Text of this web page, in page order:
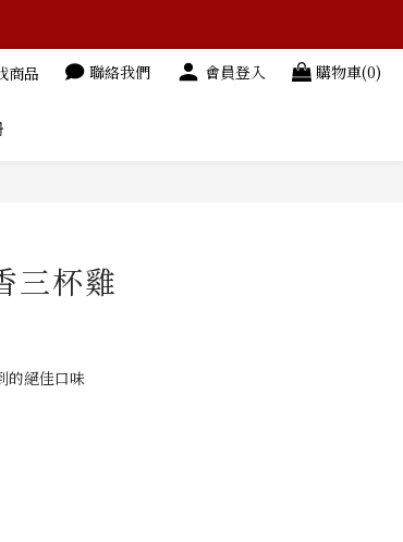
商品 聯絡我們 會員登入 購物車(0)
三杯雞
的絕佳口味